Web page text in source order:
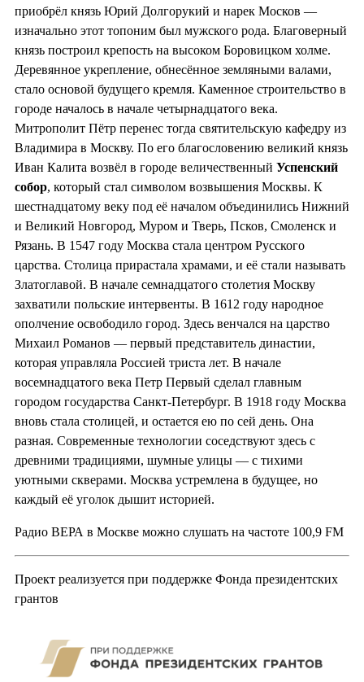
приобрёл князь Юрий Долгорукий и нарек Москов —
изначально этот топоним был мужского рода. Благоверный
князь построил крепость на высоком Боровицком холме.
Деревянное укрепление, обнесённое земляными валами,
стало основой будущего кремля. Каменное строительство в
городе началось в начале четырнадцатого века.
Митрополит Пётр перенес тогда святительскую кафедру из
Владимира в Москву. По его благословению великий князь
Иван Калита возвёл в городе величественный Успенский
собор, который стал символом возвышения Москвы. К
шестнадцатому веку под её началом объединились Нижний
и Великий Новгород, Муром и Тверь, Псков, Смоленск и
Рязань. В 1547 году Москва стала центром Русского
царства. Столица прирастала храмами, и её стали называть
Златоглавой. В начале семнадцатого столетия Москву
захватили польские интервенты. В 1612 году народное
ополчение освободило город. Здесь венчался на царство
Михаил Романов — первый представитель династии,
которая управляла Россией триста лет. В начале
восемнадцатого века Петр Первый сделал главным
городом государства Санкт-Петербург. В 1918 году Москва
вновь стала столицей, и остается ею по сей день. Она
разная. Современные технологии соседствуют здесь с
древними традициями, шумные улицы — с тихими
уютными скверами. Москва устремлена в будущее, но
каждый её уголок дышит историей.
Радио ВЕРА в Москве можно слушать на частоте 100,9 FM
Проект реализуется при поддержке Фонда президентских
грантов